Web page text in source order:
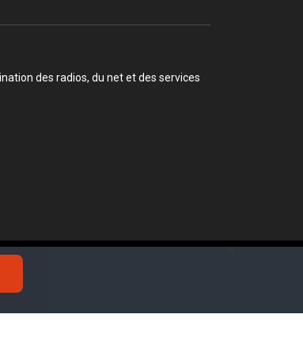
du Sud pour la première fois
des radios, du net et des services